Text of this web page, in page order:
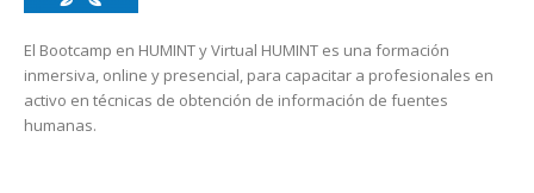
El Bootcamp en HUMINT y Virtual HUMINT es una formación
inmersiva, online y presencial, para capacitar a profesionales en
activo en técnicas de obtención de información de fuentes
humanas.